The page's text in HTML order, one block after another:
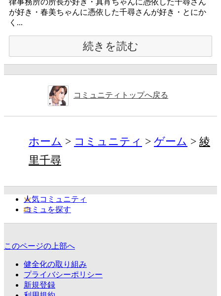
律事務所の所長が好き・真宵ちゃんに憑依した千尋さん
が好き・春美ちゃんに憑依した千尋さんが好き・とにか
く...
続きを読む
コミュニティトップへ戻る
ホーム コミュニティ ゲーム
綾
里千尋
人気コミュニティ
コミュを探す
このページの上部へ
健全化の取り組み
プライバシーポリシー
新規登録